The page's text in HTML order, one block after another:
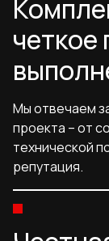
четкое
Мы отвечаем
проекта – от
технической
репутация.